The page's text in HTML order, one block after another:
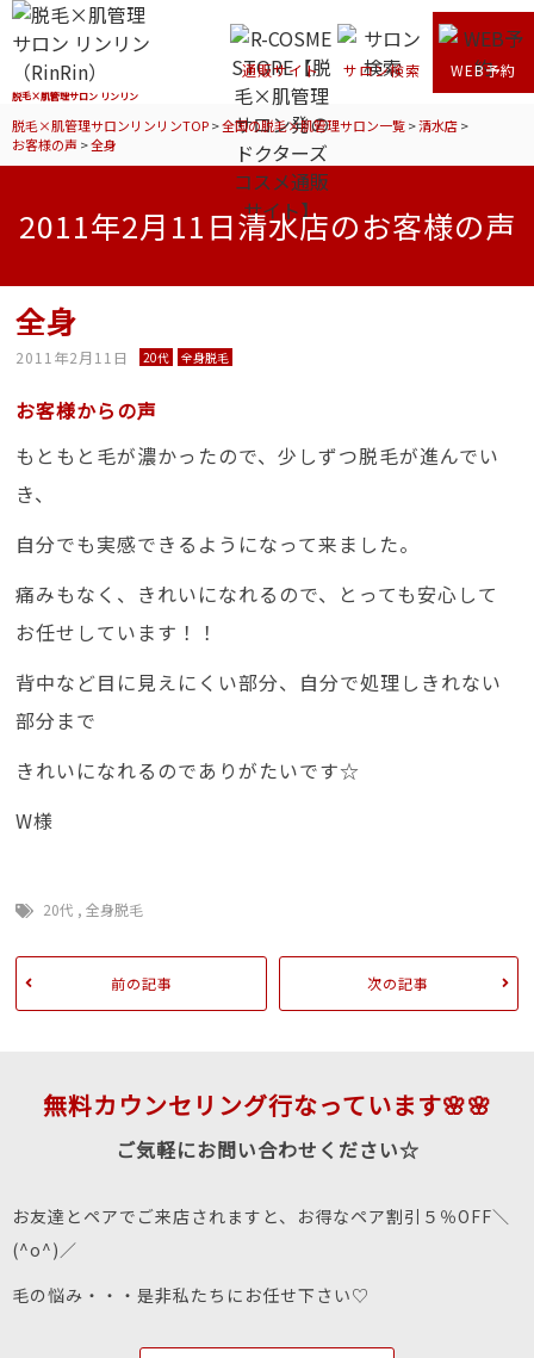
脱毛×肌管理サロン リンリン
通販サイト サロン検索 WEB予約
脱毛×肌管理サロンリンリンTOP>全国の脱毛×肌管理サロン一覧>清水店>
お客様の声 >全身
2011年2月11日清水店のお客様の声
全身
2011年2月11日 20代 全身脱毛
お客様からの声
もともと毛が濃かったので、少しずつ脱毛が進んでい
き、
自分でも実感できるようになって来ました。
痛みもなく、きれいになれるので、とっても安心して
お任せしています！！
背中など目に見えにくい部分、自分で処理しきれない
部分まで
きれいになれるのでありがたいです☆
W様
20代 ,全身脱毛
前の記事 次の記事
無料カウンセリング行なっています🌸🌸
ご気軽にお問い合わせください☆
お友達とペアでご来店されますと、お得なペア割引５％OFF＼
(^o^)／
毛の悩み・・・是非私たちにお任せ下さい♡